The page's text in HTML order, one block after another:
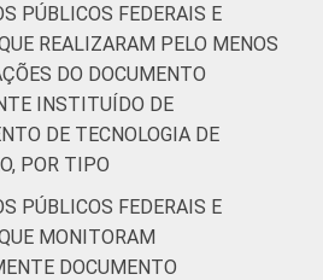
PÚBLICOS FEDERAIS E
REALIZARAM PELO MENOS
DO DOCUMENTO
INSTITUÍDO DE
DE TECNOLOGIA DE
POR TIPO
PÚBLICOS FEDERAIS E
MONITORAM
DOCUMENTO